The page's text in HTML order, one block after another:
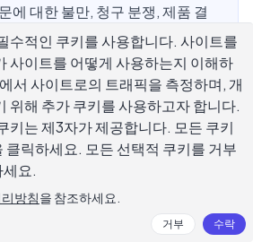
에 대한 불만, 청구 분쟁, 제품 결
안 유료 고객을 괴롭혀온 버그를
질은 그 고객이 계속 머물러 있을
합니다. 이 가이드는 가장 일반적
증된 고객서비스 이메일 응답을
수 있는 실제 예시를 제공합니다.
일 응답이 실제로 효과
수적인 쿠키를 사용합니다. 사이트를
사이트를 어떻게 사용하는지 이해하
서 사이트로의 트래픽을 측정하며, 개
위해 추가 쿠키를 사용하고자 합니다.
키는 제3자가 제공합니다. 모든 쿠키
클릭하세요. 모든 선택적 쿠키를 거부
요.
방침을 참조하세요.
거부 수락